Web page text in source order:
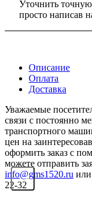
Уточнить
просто написав
Описание
Оплата
Доставка
Уважаемые
связи с постоянно
транспортного
цен на
оформить заказ с
можете отправить
info@gms1520.ru
22-32